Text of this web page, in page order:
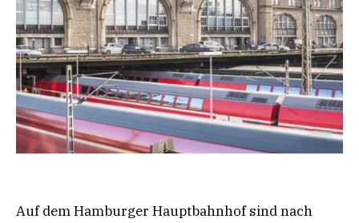
Auf dem Hamburger Hauptbahnhof sind nach